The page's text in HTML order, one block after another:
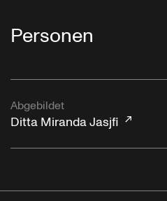
Personen
Abgebildet
Ditta Miranda Jasjfi